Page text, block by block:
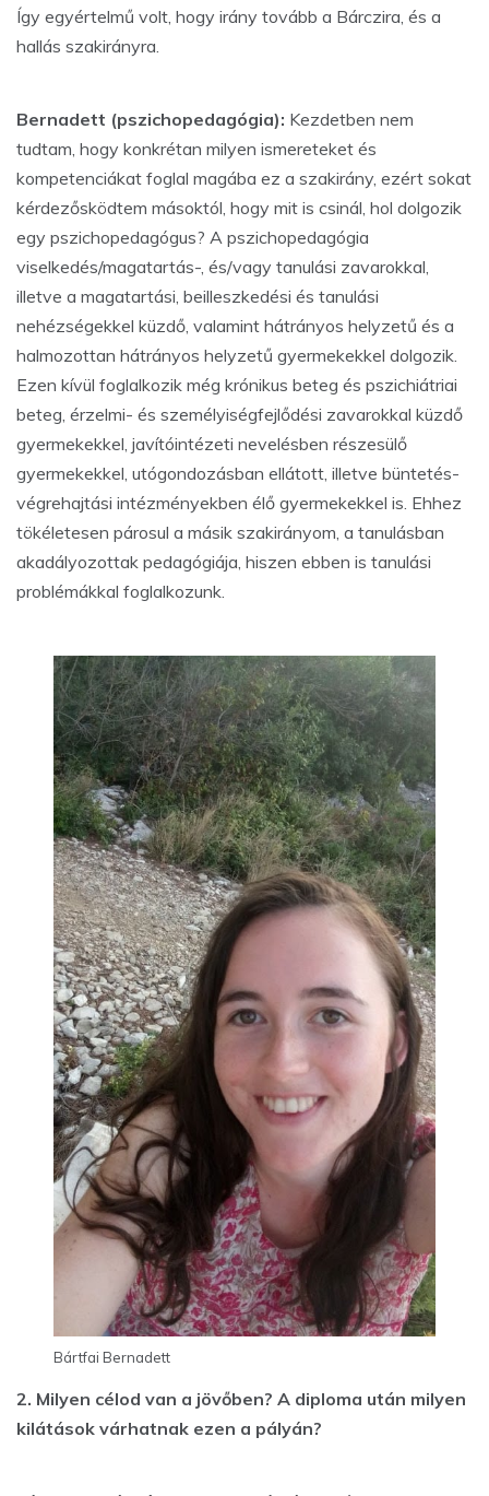
Így egyértelmű volt, hogy irány tovább a Bárczira, és a
hallás szakirányra.
Bernadett (pszichopedagógia): Kezdetben nem
tudtam, hogy konkrétan milyen ismereteket és
kompetenciákat foglal magába ez a szakirány, ezért sokat
kérdezősködtem másoktól, hogy mit is csinál, hol dolgozik
egy pszichopedagógus? A pszichopedagógia
viselkedés/magatartás-, és/vagy tanulási zavarokkal,
illetve a magatartási, beilleszkedési és tanulási
nehézségekkel küzdő, valamint hátrányos helyzetű és a
halmozottan hátrányos helyzetű gyermekekkel dolgozik.
Ezen kívül foglalkozik még krónikus beteg és pszichiátriai
beteg, érzelmi- és személyiségfejlődési zavarokkal küzdő
gyermekekkel, javítóintézeti nevelésben részesülő
gyermekekkel, utógondozásban ellátott, illetve büntetés-
végrehajtási intézményekben élő gyermekekkel is. Ehhez
tökéletesen párosul a másik szakirányom, a tanulásban
akadályozottak pedagógiája, hiszen ebben is tanulási
problémákkal foglalkozunk.
Bártfai Bernadett
2. Milyen célod van a jövőben? A diploma után milyen
kilátások várhatnak ezen a pályán?